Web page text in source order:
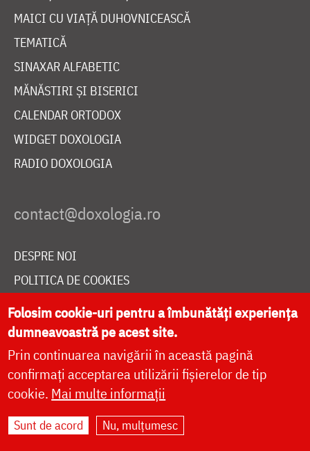
MAICI CU VIAȚĂ DUHOVNICEASCĂ
TEMATICĂ
SINAXAR ALFABETIC
MĂNĂSTIRI ȘI BISERICI
CALENDAR ORTODOX
WIDGET DOXOLOGIA
RADIO DOXOLOGIA
DESPRE NOI
POLITICA DE COOKIES
DONEAZĂ ONLINE PENTRU CATEDRALA NAȚIONALĂ
LIVE
Site dezvoltat deDOXOLOGIA MEDIA
Arhiepiscopia Iașilor | ©
Folosim cookie-uri pentru a îmbunătăți experiența
dumneavoastră pe acest site.
Prin continuarea navigării în această pagină
confirmați acceptarea utilizării fișierelor de tip
cookie. Mai multe informații
Sunt de acord Nu, mulțumesc